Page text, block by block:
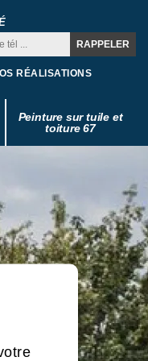
RÉALISATIONS
Peinture sur tuile et
toiture 67